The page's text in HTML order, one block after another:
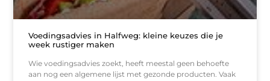
Voedingsadvies in Halfweg: kleine keuzes die je
week rustiger maken
Wie voedingsadvies zoekt, heeft meestal geen behoefte
aan nog een algemene lijst met gezonde producten. Vaak